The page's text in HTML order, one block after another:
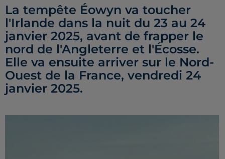
La tempête Éowyn va toucher
l'Irlande dans la nuit du 23 au 24
janvier 2025, avant de frapper le
nord de l'Angleterre et l'Écosse.
Elle va ensuite arriver sur le Nord-
Ouest de la France, vendredi 24
janvier 2025.